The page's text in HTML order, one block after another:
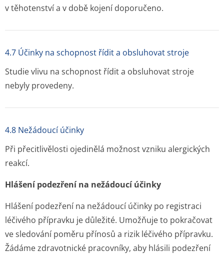
v těhotenství a v době kojení doporučeno.
4.7 Účinky na schopnost řídit a obsluhovat stroje
Studie vlivu na schopnost řídit a obsluhovat stroje
nebyly provedeny.
4.8 Nežádoucí účinky
Při přecitlivělosti ojedinělá možnost vzniku alergických
reakcí.
Hlášení podezření na nežádoucí účinky
Hlášení podezření na nežádoucí účinky po registraci
léčivého přípravku je důležité. Umožňuje to pokračovat
ve sledování poměru přínosů a rizik léčivého přípravku.
Žádáme zdravotnické pracovníky, aby hlásili podezření